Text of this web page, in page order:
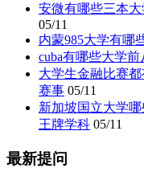
安微有哪些三本
05/11
内蒙985大学有哪
cuba有哪些大学前
大学生金融比赛
赛事 05/11
新加坡国立大学
王牌学科 05/11
最新提问